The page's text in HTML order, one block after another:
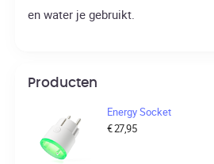
en water je gebruikt.
Producten
Energy Socket
€27,95